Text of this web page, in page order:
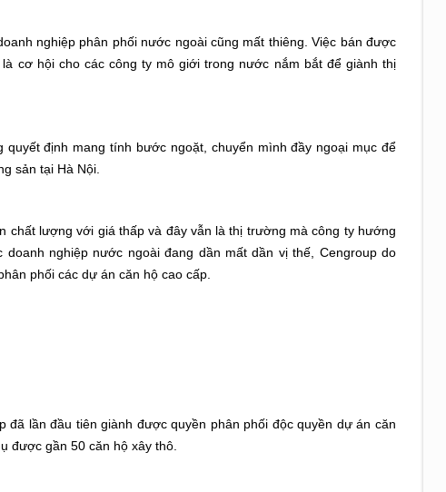
nghiệp phân phối nước ngoài cũng mất thiêng. Việc bán được
cơ hội cho các công ty mô giới trong nước nắm bắt để giành thị
định mang tính bước ngoặt, chuyển mình đầy ngoại mục để
sản tại Hà Nội.
chất lượng với giá thấp và đây vẫn là thị trường mà công ty hướng
nghiệp nước ngoài đang dần mất dần vị thế, Cengroup do
phối các dự án căn hộ cao cấp.
lần đầu tiên giành được quyền phân phối độc quyền dự án căn
được gần 50 căn hộ xây thô.